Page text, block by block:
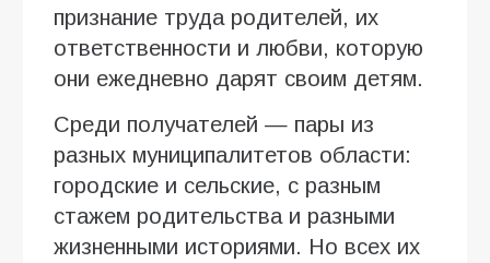
признание труда родителей, их
ответственности и любви, которую
они ежедневно дарят своим детям.
Среди получателей — пары из
разных муниципалитетов области:
городские и сельские, с разным
стажем родительства и разными
жизненными историями. Но всех их